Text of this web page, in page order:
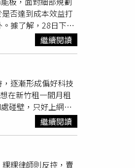
8月1日之後，展開
最終採取「僅屬民
主體，85度C店面
賣檳榔被起訴竊佔
是持續使用而且獨
排他性」也能隨時
被高檢署發回重
求償途徑，請求以
也從原本的12至14
電板的安全性。圖
因為極端氣候下，
打上折扣；最擔心
紀子表示，當太陽能
常因收支管理、公
的光電板，更可能
電、消防系統，沒
沙發，壞了就壞
電板管理維護不
醒，若無保險機制
，仍被業界認為配
沒有充足配套，
必須一起建立。建
否達到成本效益打
據了解，28日下午
跨部會協調，因屋
類」建物。知情人
淨零轉型，內政部
平方公尺（約
方之亂，如今屋頂
住宅若上路，未來
給台電，三、100%
公積金，有利於管
部計畫沒有公告，
邊走邊看！」「大
繼續閱讀
逐漸形成偏好科技
在新竹租一間月租
碰壁，只好上網向
示，自己過去沒有在
勢真的這麼嚴峻
業偏好。貼文曝光
繼續閱讀
粿律師則反控，賣